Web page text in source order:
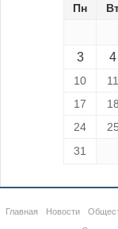
Пн
3 4
10
11
17
18
24
25
31
Главная Новости